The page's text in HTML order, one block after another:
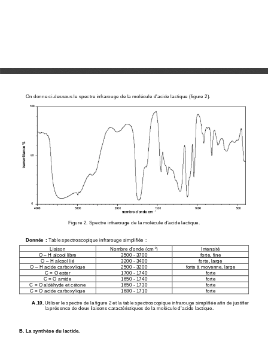
On donne ci-dessous le spectre infrarouge de la molécule d’acide lactique (figure 2).
Figure 2. Spectre infrarouge de la molécule d’acide lactique.
Donnée : Table spectroscopique infrarouge simplifiée :
Liaison
Nombre d’onde (cm-1)
Intensité
O – H alcool libre 3500 - 3700
forte, fine
O – H alcool lié 3200 - 3400
forte, large
O – H acide carboxylique 2500 - 3200
forte à moyenne, large
C = O ester
1700 - 1740
forte
C = O amide
1650 - 1740
forte
C = O aldéhyde et cétone
1650 - 1730
forte
C = O acide carboxylique
1680 - 1710
forte
A.10. Utiliser le spectre de la figure 2 et la table spectroscopique infrarouge simplifiée afin de justifier
la présence de deux liaisons caractéristiques de la molécule d’acide lactique.
B. La synthèse du lactide.